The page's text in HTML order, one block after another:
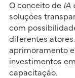
O conceito de IA
soluções
com
diferentes
aprimoramento
investimentos
capacitação.